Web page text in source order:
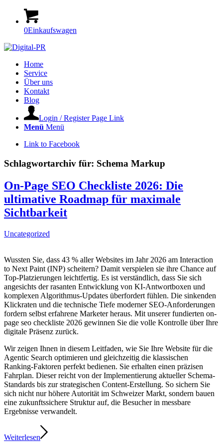
0Einkaufswagen
Home
Service
Über uns
Kontakt
Blog
Login / Register Page Link
Menü Menü
Link to Facebook
Schlagwortarchiv für: Schema Markup
On-Page SEO Checkliste 2026: Die
ultimative Roadmap für maximale
Sichtbarkeit
Uncategorized
Wussten Sie, dass 43 % aller Websites im Jahr 2026 am Interaction
to Next Paint (INP) scheitern? Damit verspielen sie ihre Chance auf
Top-Platzierungen leichtfertig. Es ist verständlich, dass Sie sich
angesichts der rasanten Entwicklung von KI-Antwortboxen und
komplexen Algorithmus-Updates überfordert fühlen. Die sinkenden
Klickraten und die technische Tiefe moderner SEO-Anforderungen
fordern selbst erfahrene Marketer heraus. Mit unserer fundierten on-
page seo checkliste 2026 gewinnen Sie die volle Kontrolle über Ihre
digitale Präsenz zurück.
Wir zeigen Ihnen in diesem Leitfaden, wie Sie Ihre Website für die
Agentic Search optimieren und gleichzeitig die klassischen
Ranking-Faktoren perfekt bedienen. Sie erhalten einen präzisen
Fahrplan. Dieser reicht von der Implementierung aktueller Schema-
Standards bis zur strategischen Content-Erstellung. So sichern Sie
sich nicht nur höhere Autorität im Schweizer Markt, sondern bauen
eine zukunftssichere Struktur auf, die Besucher in messbare
Ergebnisse verwandelt.
Weiterlesen